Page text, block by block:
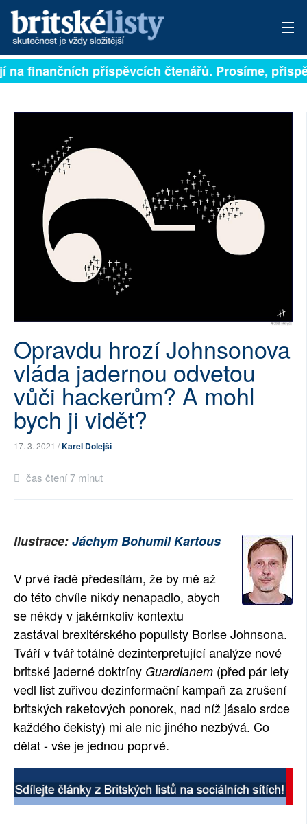
PŘIHLÁSIT
ROZHOVORY
TÉMATA
NEJČTENĚJŠÍ ZA 7 DNÍ
AUTOŘI
PŘÍSPĚVKY NA PROVOZ
SOCIÁLNÍ SÍTĚ
RUBRIKY
PLNÁ VERZE STRÁNEK
finančních příspěvcích čtenářů. Prosíme,
Opravdu hrozí Johnsonova
vláda jadernou odvetou
vůči hackerům? A mohl
bych ji vidět?
17. 3. 2021 /Karel Dolejší
čas čtení 7 minut
Ilustrace:Jáchym Bohumil Kartous
V prvé řadě předesílám, že by mě až
do této chvíle nikdy nenapadlo, abych
se někdy v jakémkoliv kontextu
zastával brexitérského populisty Borise Johnsona.
Tváří v tvář totálně dezinterpretující analýze nové
britské jaderné doktríny Guardianem (před pár lety
vedl list zuřivou dezinformační kampaň za zrušení
britských raketových ponorek, nad níž jásalo srdce
každého čekisty) mi ale nic jiného nezbývá. Co
dělat - vše je jednou poprvé.